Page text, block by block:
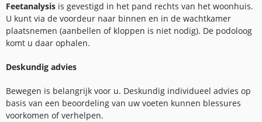
Feetanalysis is gevestigd in het pand rechts van het woonhuis.
U kunt via de voordeur naar binnen en in de wachtkamer
plaatsnemen (aanbellen of kloppen is niet nodig). De podoloog
komt u daar ophalen.
Deskundig advies
Bewegen is belangrijk voor u. Deskundig individueel advies op
basis van een beoordeling van uw voeten kunnen blessures
voorkomen of verhelpen.